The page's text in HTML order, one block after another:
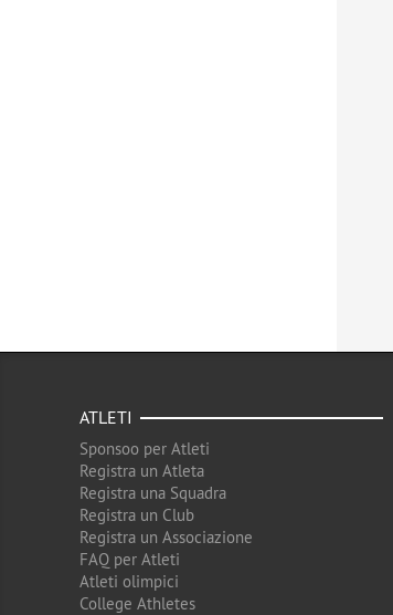
ATLETI
Sponsoo per Atleti
Registra un Atleta
Registra una Squadra
Registra un Club
Registra un Associazione
FAQ per Atleti
Atleti olimpici
College Athletes